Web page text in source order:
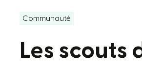
Communauté
Les scouts